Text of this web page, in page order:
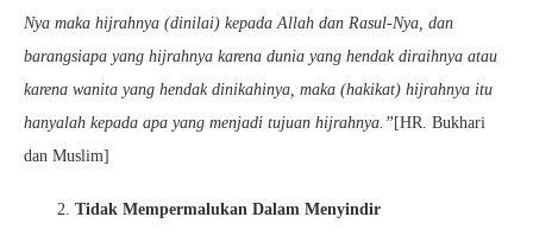
Nya maka hijrahnya (dinilai) kepada Allah dan Rasul-Nya, dan
barangsiapa yang hijrahnya karena dunia yang hendak diraihnya atau
karena wanita yang hendak dinikahinya, maka (hakikat) hijrahnya itu
hanyalah kepada apa yang menjadi tujuan hijrahnya.” [HR. Bukhari
dan Muslim]
Tidak Mempermalukan Dalam Menyindir